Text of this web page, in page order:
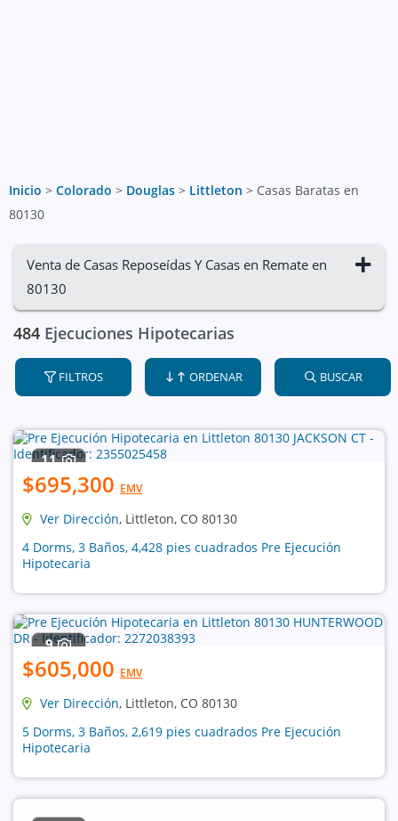
Inicio > Colorado > Douglas > Littleton > Casas Baratas en
80130
Venta de Casas Reposeídas Y Casas en Remate en
80130
484 Ejecuciones Hipotecarias
FILTROS ORDENAR BUSCAR
11
$695,300 EMV
Ver Dirección, Littleton, CO 80130
4 Dorms, 3 Baños, 4,428 pies cuadrados Pre Ejecución
Hipotecaria
9
$605,000 EMV
Ver Dirección, Littleton, CO 80130
5 Dorms, 3 Baños, 2,619 pies cuadrados Pre Ejecución
Hipotecaria